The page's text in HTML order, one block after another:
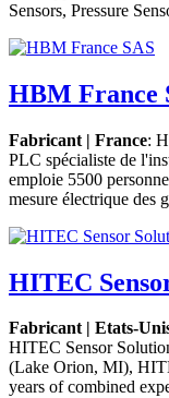
Sensors, Pressure
HBM France
Fabricant | France:
PLC spécialiste de
emploie 5500
mesure électrique des
HITEC
Fabricant | Etats-
HITEC Sensor
(Lake Orion, MI),
years of combined